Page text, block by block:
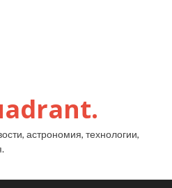
астрономия, технологии,